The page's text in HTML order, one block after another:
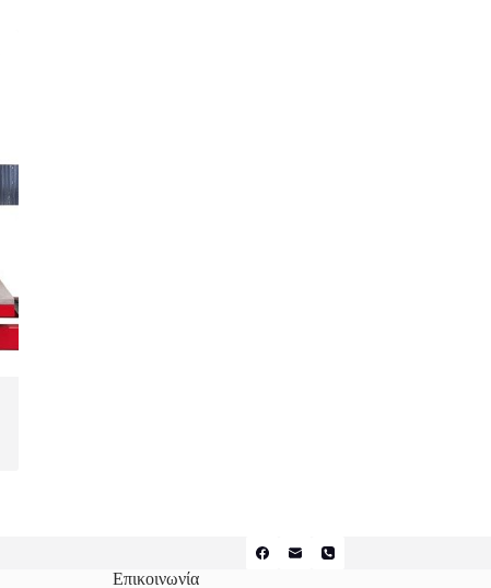
Επικοινωνία